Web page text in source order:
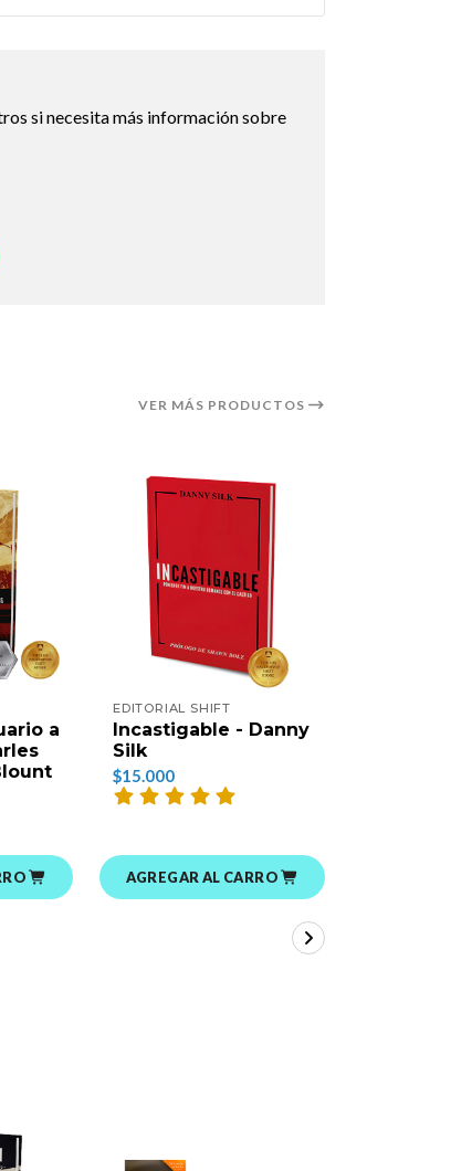
si necesita más información sobre
VER MÁS PRODUCTOS
a
EDITORIAL SHIFT
Incastigable - Danny
Silk
$15.000
AGREGAR AL CARRO